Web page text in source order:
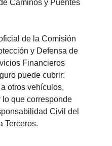
Caminos y Puentes
de la Comisión
y Defensa de
Financieros
puede cubrir:
otros vehículos,
que corresponde
Civil del
Terceros.